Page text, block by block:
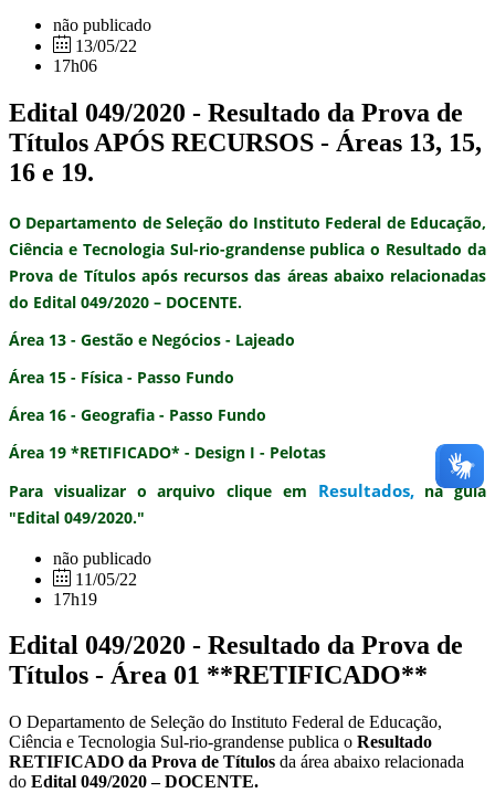
não publicado
13/05/22
17h06
Edital 049/2020 - Resultado da Prova de
Títulos APÓS RECURSOS - Áreas 13, 15,
16 e 19.
O Departamento de Seleção do Instituto Federal de Educação,
Ciência e Tecnologia Sul-rio-grandense publica o Resultado da
Prova de Títulos após recursos das áreas abaixo relacionadas
do Edital 049/2020 – DOCENTE.
Área 13 - Gestão e Negócios - Lajeado
Área 15 - Física - Passo Fundo
Área 16 - Geografia - Passo Fundo
Área 19 *RETIFICADO* - Design I - Pelotas
Para visualizar o arquivo clique em Resultados,na guia
"Edital 049/2020."
não publicado
11/05/22
17h19
Edital 049/2020 - Resultado da Prova de
Títulos - Área 01 **RETIFICADO**
O Departamento de Seleção do Instituto Federal de Educação,
Ciência e Tecnologia Sul-rio-grandense publica o Resultado
RETIFICADO da Prova de Títulos da área abaixo relacionada
do Edital 049/2020 – DOCENTE.